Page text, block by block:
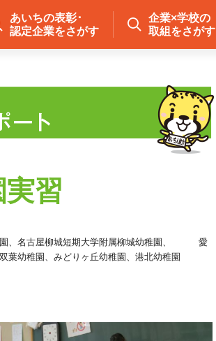
あいちの表彰･
認定企業をさがす
企業×学校の
取組をさがす
実習
稚園、名古屋柳城短期大学附属柳城幼稚園、 愛
葉幼稚園、みどりヶ丘幼稚園、港北幼稚園